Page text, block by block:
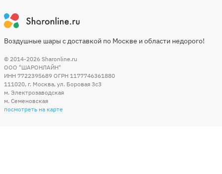
Воздушные шары с доставкой по Москве и области недорого!
© 2014-2026 Sharonline.ru
ООО "ШАРОНЛАЙН"
ИНН 7722395689 ОГРН 1177746361880
111020, г. Москва, ул. Боровая 3c3
м. Электрозаводская
м. Семеновская
посмотреть на карте